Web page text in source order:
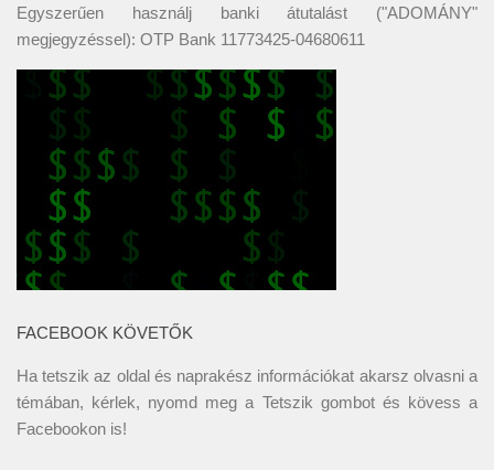
Egyszerűen használj banki átutalást ("ADOMÁNY"
megjegyzéssel): OTP Bank 11773425-04680611
FACEBOOK KÖVETŐK
Ha tetszik az oldal és naprakész információkat akarsz olvasni a
témában, kérlek, nyomd meg a Tetszik gombot és kövess a
Facebookon is!